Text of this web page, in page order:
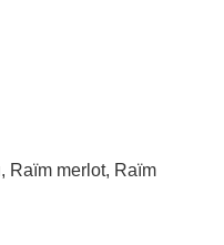
Raïm merlot, Raïm